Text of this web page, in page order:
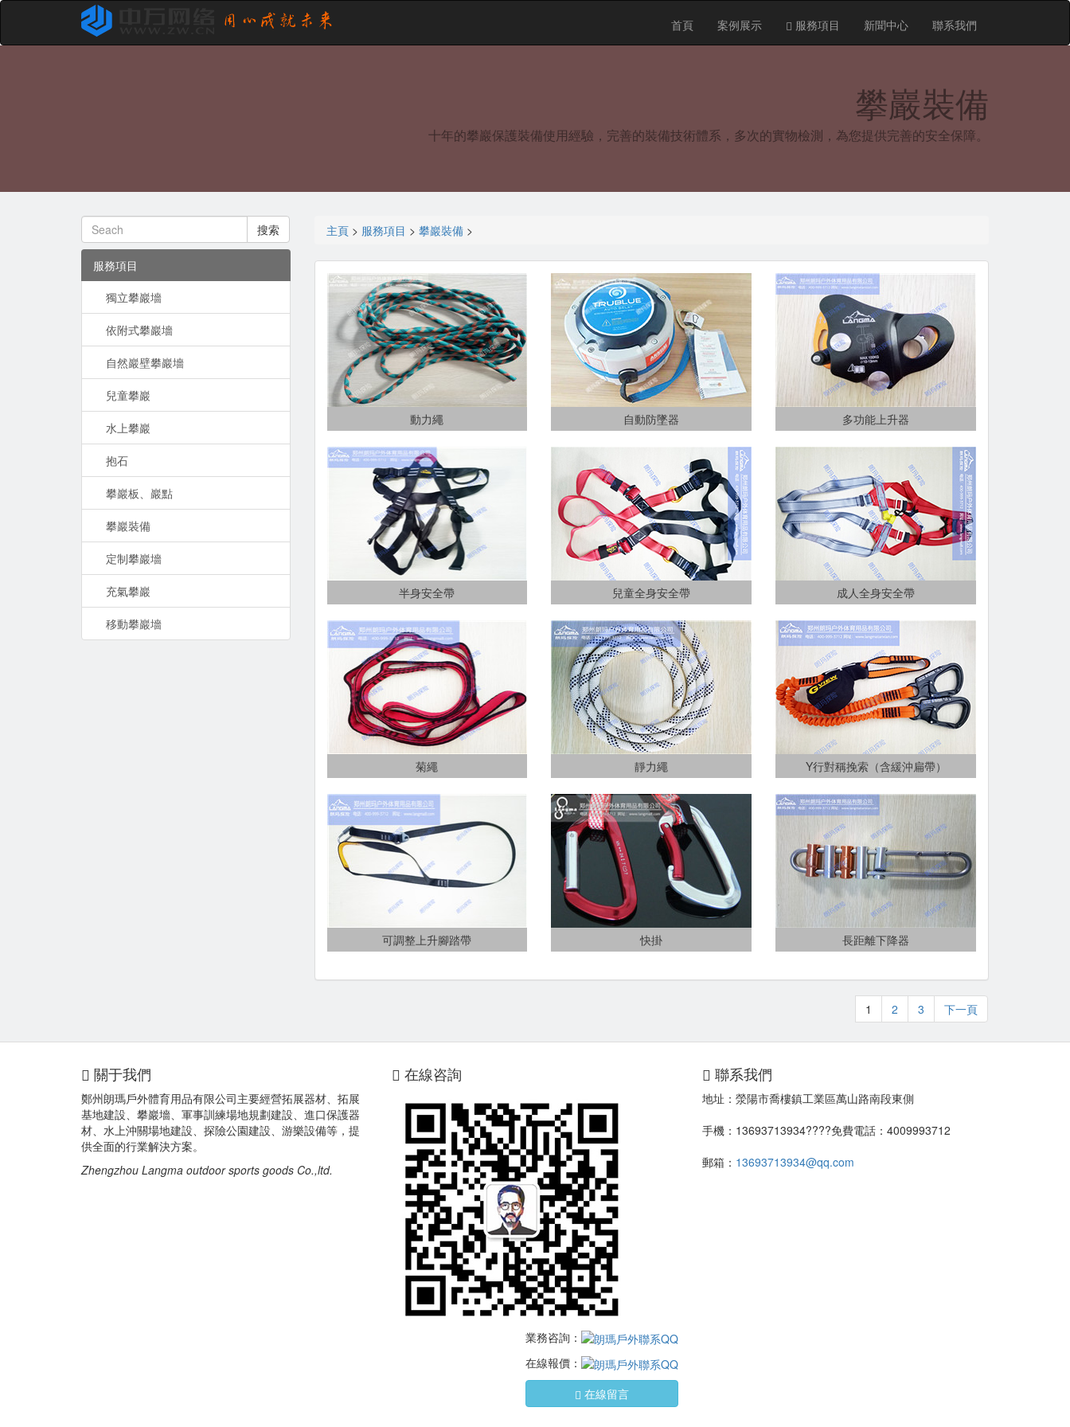
首頁 案例展示 服務項目 新聞中心 聯系我們
攀巖裝備
十年的攀巖保護裝備使用經驗，完善的裝備技術體系，多次的實物檢測，為您提供完善的安全保障。
搜索
服務項目
獨立攀巖墻
依附式攀巖墻
自然巖壁攀巖墻
兒童攀巖
水上攀巖
抱石
攀巖板、巖點
攀巖裝備
定制攀巖墻
充氣攀巖
移動攀巖墻
主頁> 服務項目 > 攀巖裝備>
動力繩 自動防墜器 多功能上升器
半身安全帶 兒童全身安全帶 成人全身安全帶
菊繩 靜力繩 Y行對稱挽索（含緩沖扁帶）
可調整上升腳踏帶 快掛 長距離下降器
1 2 3 下一頁
關于我們
鄭州朗瑪戶外體育用品有限公司主要經營拓展器材、拓展
基地建設、攀巖墻、軍事訓練場地規劃建設、進口保護器
材、水上沖關場地建設、探險公園建設、游樂設備等，提
供全面的行業解決方案。
Zhengzhou Langma outdoor sports goods Co.,ltd.
在線咨詢
業務咨詢：
在線報價：
在線留言
聯系我們
地址：滎陽市喬樓鎮工業區萬山路南段東側
手機：13693713934????免費電話：4009993712
郵箱： 13693713934@qq.com